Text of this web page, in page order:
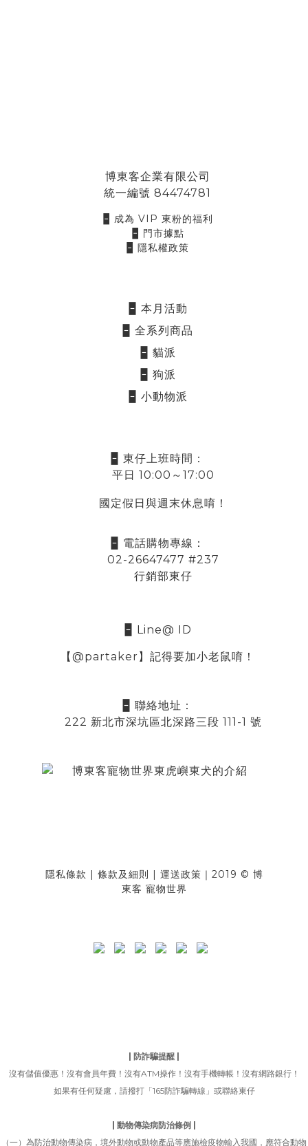
博東客企業有限公司
統一編號 84474781
🁢 成為 VIP 東粉的福利
🁢 門市據點
🁢 隱私權政策
🁢 本月活動
🁢 全系列商品
🁢 貓派
🁢 狗派
🁢 小動物派
🁢 東仔上班時間：
平日 10:00～17:00
國定假日與週末休息唷！
🁢 電話購物專線：
02-26647477 #237
行銷部東仔
🁢 Line@ ID
【@partaker】記得要加小老鼠唷！
🁢 聯絡地址：
222 新北市深坑區北深路三段 111-1 號
隱私條款 | 條款及細則 | 運送政策 ｜2019 © 博
東客 寵物世界
| 防詐騙提醒 |
沒有儲值優惠！沒有會員年費！沒有ATM操作！沒有手機轉帳！沒有網路銀行！
如果有任何疑慮，請撥打「165防詐騙轉線」或聯絡東仔
| 動物傳染病防治條例 |
（一）為防治動物傳染病，境外動物或動物產品等應施檢疫物輸入我國，應符合動物